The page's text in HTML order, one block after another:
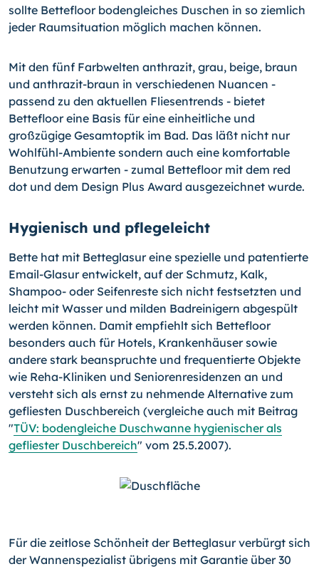
sollte Bettefloor bodengleiches Duschen in so ziemlich
jeder Raumsituation möglich machen können.
Mit den fünf Farbwelten anthrazit, grau, beige, braun
und anthrazit-braun in verschiedenen Nuancen -
passend zu den aktuellen Fliesentrends - bietet
Bettefloor eine Basis für eine einheitliche und
großzügige Gesamtoptik im Bad. Das läßt nicht nur
Wohlfühl-Ambiente sondern auch eine komfortable
Benutzung erwarten - zumal Bettefloor mit dem red
dot und dem Design Plus Award ausgezeichnet wurde.
Hygienisch und pflegeleicht
Bette hat mit Betteglasur eine spezielle und patentierte
Email-Glasur entwickelt, auf der Schmutz, Kalk,
Shampoo- oder Seifenreste sich nicht festsetzten und
leicht mit Wasser und milden Badreinigern abgespült
werden können. Damit empfiehlt sich Bettefloor
besonders auch für Hotels, Krankenhäuser sowie
andere stark beanspruchte und frequentierte Objekte
wie Reha-Kliniken und Seniorenresidenzen an und
versteht sich als ernst zu nehmende Alternative zum
gefliesten Duschbereich (vergleiche auch mit Beitrag
"TÜV: bodengleiche Duschwanne hygienischer als
gefliester Duschbereich" vom 25.5.2007).
Für die zeitlose Schönheit der Betteglasur verbürgt sich
der Wannenspezialist übrigens mit Garantie über 30